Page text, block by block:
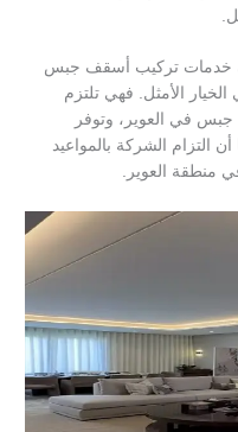
خدمات تركيب أسقف جبس
الأمثل. فهي تلتزم
جبس في العوير، وتوفر
التزام الشركة بالمواعيد
منطقة العوير.